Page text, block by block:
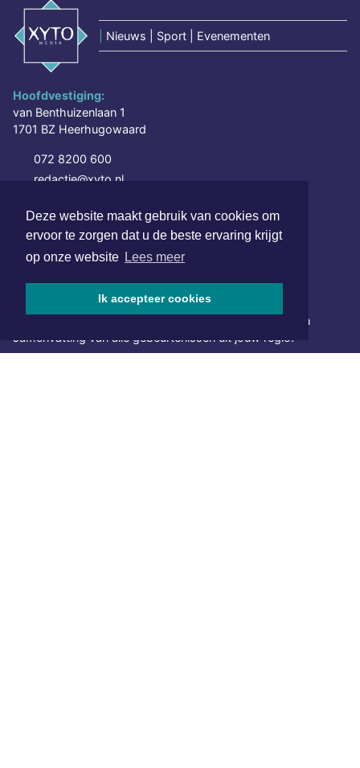
Deze website maakt gebruik van cookies om
ervoor te zorgen dat u de beste ervaring krijgt
op onze website Lees meer
Ik accepteer cookies
Nieuws | Sport | Evenementen
Hoofdvestiging:
van Benthuizenlaan 1
1701 BZ Heerhugowaard
072 8200 600
redactie@xyto.nl
SOCIAL MEDIA
NIEUWSBRIEF AANMELDEN
Schrijf je in voor onze nieuwsbrief en krijg wekelijks een
samenvatting van alle gebeurtenissen uit jouw regio.